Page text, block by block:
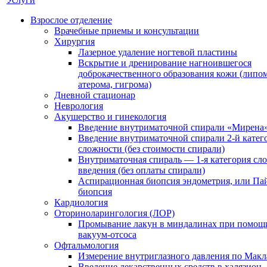
Взрослое отделение
Врачебные приемы и консультации
Хирургия
Лазерное удаление ногтевой пластины
Вскрытие и дренирование нагноившегося
доброкачественного образования кожи
атерома, гигрома)
Дневной стационар
Неврология
Акушерство и гинекология
Введение внутриматочной спирали
Введение внутриматочной спирали 2-й
сложности (без стоимости спирали)
Внутриматочная спираль — 1-я категория
введения (без оплаты спирали)
Аспирационная биопсия эндометрия, или
биопсия
Кардиология
Оториноларингология (ЛОР)
Промывание лакун в миндалинах при
вакуум-отсоса
Офтальмология
Измерение внутриглазного давления по